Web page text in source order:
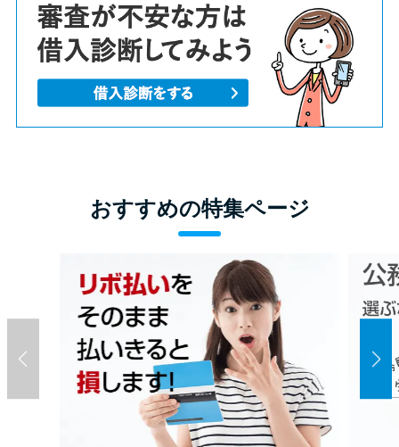
おすすめの特集ページ